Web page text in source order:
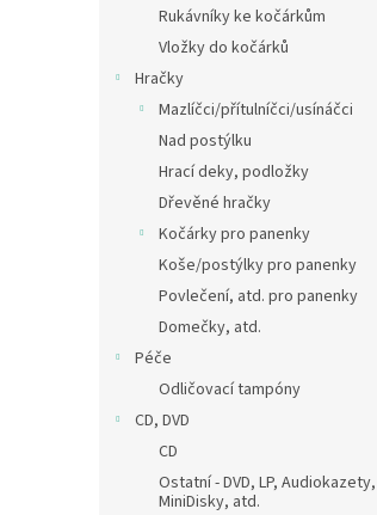
Rukávníky ke kočárkům
Vložky do kočárků
Hračky
Mazlíčci/přítulníčci/usínáčci
Nad postýlku
Hrací deky, podložky
Dřevěné hračky
Kočárky pro panenky
Koše/postýlky pro panenky
Povlečení, atd. pro panenky
Domečky, atd.
Péče
Odličovací tampóny
CD, DVD
CD
Ostatní - DVD, LP, Audiokazety,
MiniDisky, atd.